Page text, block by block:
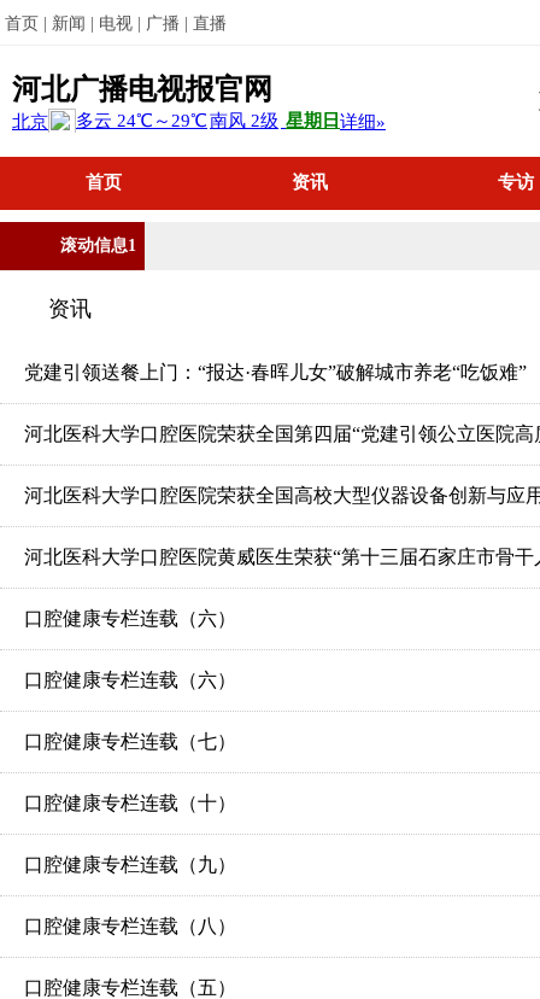
首页 | 新闻 | 电视 | 广播 | 直播
河北广播电视报官网
首页 资讯 专访
滚动信息1
资讯
党建引领送餐上门：“报达·春晖儿女”破解城市养老“吃饭难”
河北医科大学口腔医院荣获全国第四届“党建引领公立医院高
河北医科大学口腔医院荣获全国高校大型仪器设备创新与应
河北医科大学口腔医院黄威医生荣获“第十三届石家庄市骨干
口腔健康专栏连载（六）
口腔健康专栏连载（六）
口腔健康专栏连载（七）
口腔健康专栏连载（十）
口腔健康专栏连载（九）
口腔健康专栏连载（八）
口腔健康专栏连载（五）